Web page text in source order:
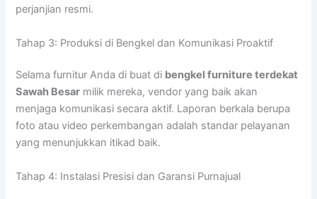
perjanjian resmi.
Tahap 3: Produksi di Bengkel dan Komunikasi Proaktif
Selama furnitur Anda di buat di bengkel furniture terdekat
Sawah Besar milik mereka, vendor yang baik akan
menjaga komunikasi secara aktif. Laporan berkala berupa
foto atau video perkembangan adalah standar pelayanan
yang menunjukkan itikad baik.
Tahap 4: Instalasi Presisi dan Garansi Purnajual